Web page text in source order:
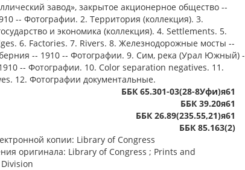
завод», закрытое акционерное общество --
-- Фотографии. 2. Территория (коллекция). 3.
и экономика (коллекция). 4. Settlements. 5.
6. Factories. 7. Rivers. 8. Железнодорожные мосты --
-- 1910 -- Фотографии. 9. Сим, река (Урал Южный) -
-- Фотографии. 10. Color separation negatives. 11.
12. Фотографии документальные.
ББК 65.301-03(28-8Уфи)я61
ББК 39.20я61
ББК 26.89(235.55,21)я61
ББК 85.163(2)
копии: Library of Congress
оригинала: Library of Congress ; Prints and